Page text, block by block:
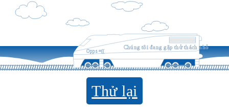
Opps =((
Chúng tôi đang gặp thử thách nhỏ
Thử lại